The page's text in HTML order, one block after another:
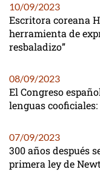
10/09/2023
Escritora coreana
herramienta de
resbaladizo”
08/09/2023
El Congreso
lenguas
07/09/2023
300 años después
primera ley de